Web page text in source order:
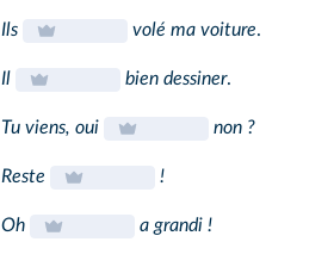
Ils volé ma voiture.
Il bien dessiner.
Tu viens, oui non ?
Reste !
Oh a grandi !